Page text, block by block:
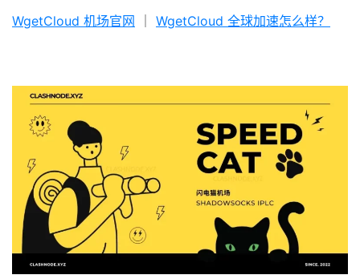
WgetCloud 机场官网 WgetCloud 全球加速怎么样？